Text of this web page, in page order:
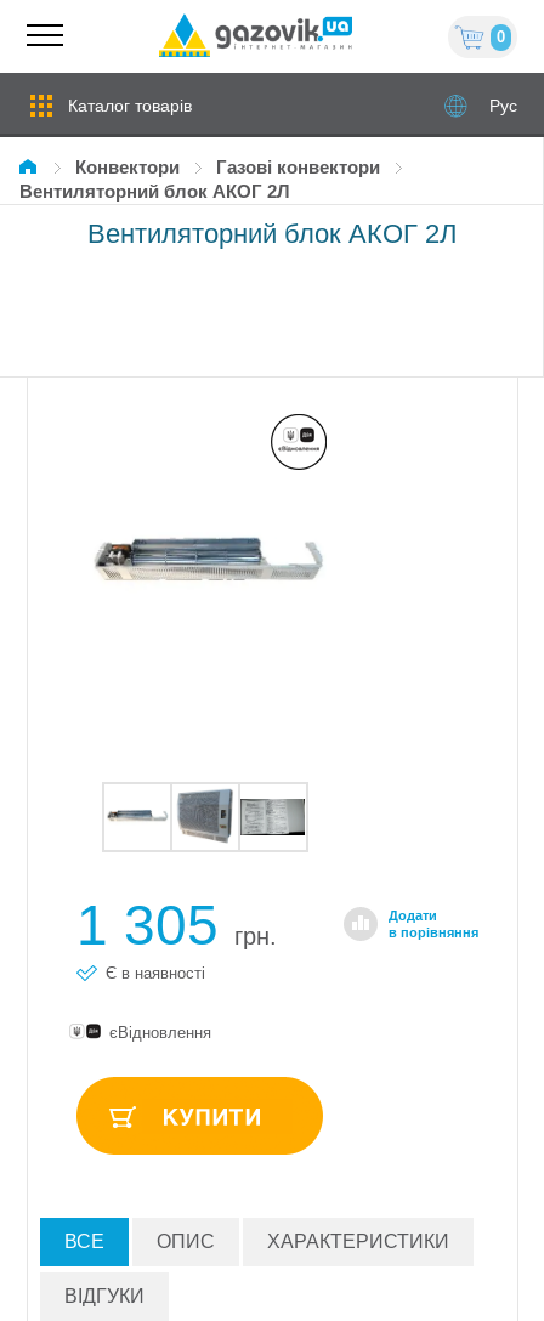
0
Каталог товарів Рус
Конвектори
Газові конвектори
Вентиляторний блок АКОГ 2Л
Вентиляторний блок АКОГ 2Л
1 305 грн.
Додати
в порівняння
Є в наявності
єВідновлення
ВСЕ ОПИС ХАРАКТЕРИСТИКИ
ВІДГУКИ